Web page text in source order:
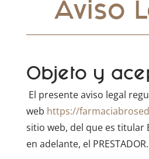
Aviso
Objeto y
El presente aviso legal
web https://
sitio web, del que es titular
en adelante, el PRESTADOR.